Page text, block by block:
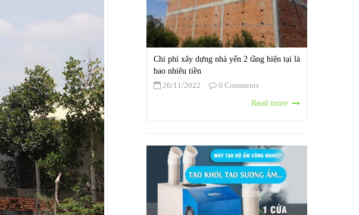
Chi phí xây dựng nhà yến 2 tầng hiện tại là
bao nhiêu tiền
26/11/2022
0 Comments
Read more